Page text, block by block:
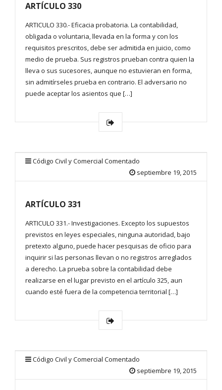
ARTÍCULO 330
ARTICULO 330.- Eficacia probatoria. La contabilidad,
obligada o voluntaria, llevada en la forma y con los
requisitos prescritos, debe ser admitida en juicio, como
medio de prueba. Sus registros prueban contra quien la
lleva o sus sucesores, aunque no estuvieran en forma,
sin admitírseles prueba en contrario. El adversario no
puede aceptar los asientos que […]
Código Civil y Comercial Comentado
septiembre 19, 2015
ARTÍCULO 331
ARTICULO 331.- Investigaciones. Excepto los supuestos
previstos en leyes especiales, ninguna autoridad, bajo
pretexto alguno, puede hacer pesquisas de oficio para
inquirir si las personas llevan o no registros arreglados
a derecho. La prueba sobre la contabilidad debe
realizarse en el lugar previsto en el artículo 325, aun
cuando esté fuera de la competencia territorial […]
Código Civil y Comercial Comentado
septiembre 19, 2015